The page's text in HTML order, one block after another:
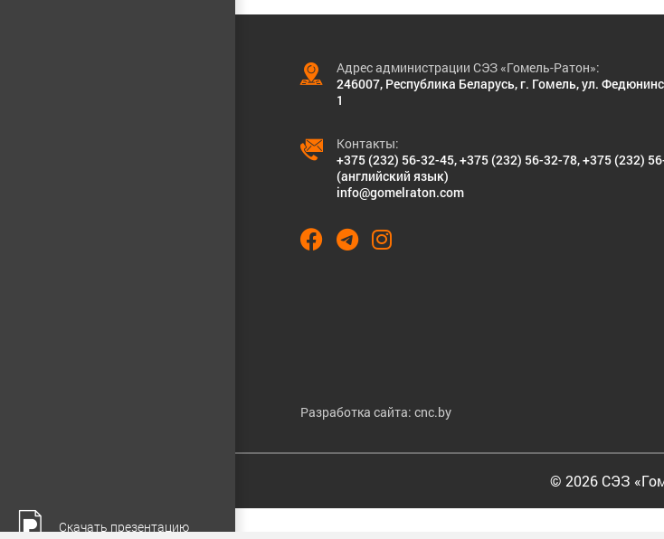
Скачать презентацию
Адрес администрации СЭЗ «Гомель-Ратон»:
246007, Республика Беларусь, г. Гомель, ул.
1
Контакты:
+375 (232) 56-32-45,+375 (232) 56-32-78,+375 (232)
(английский язык)
info@gomelraton.com
Разработка сайта: cnc.by
© 2026 СЭЗ
Cookies & Privacy